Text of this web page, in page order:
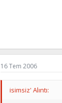
16 Tem 2006
isimsiz' Alıntı: